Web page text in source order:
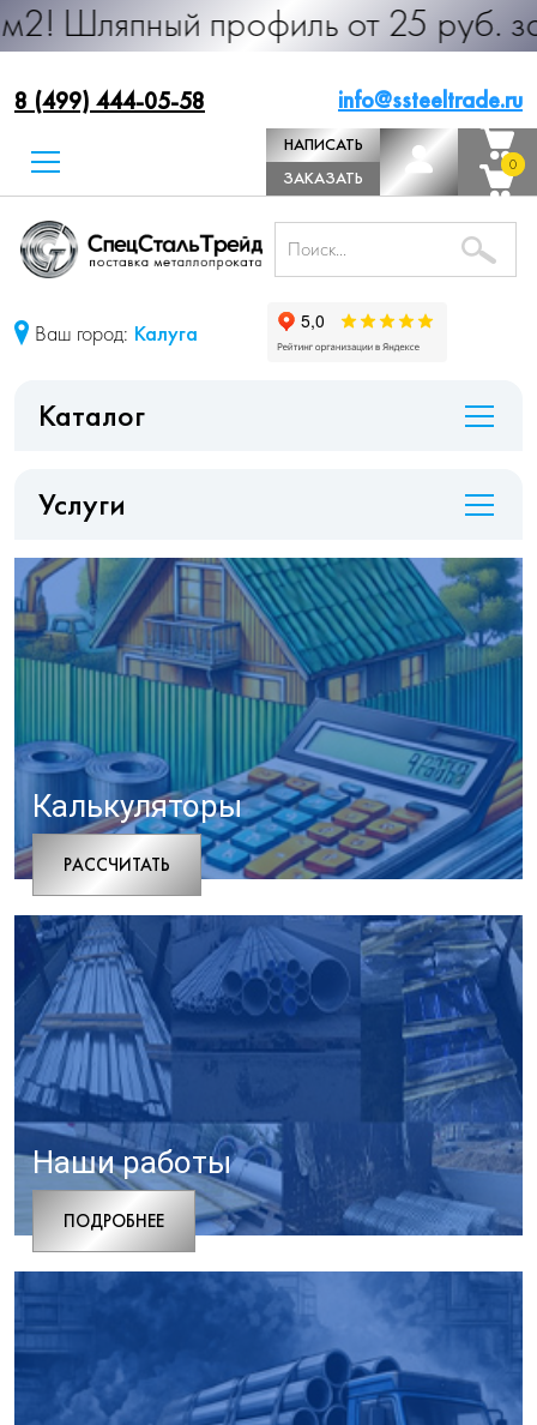
профиль от 25 руб. за м.п.
8 (499) 444-05-58 info@ssteeltrade.ru
НАПИСАТЬ
ДИРЕКТОРУ
ЗАКАЗАТЬ
ЗВОНОК
0
0
Ваш город: Калуга
Каталог
Услуги
Калькуляторы
РАCСЧИТАТЬ
Наши работы
ПОДРОБНЕЕ